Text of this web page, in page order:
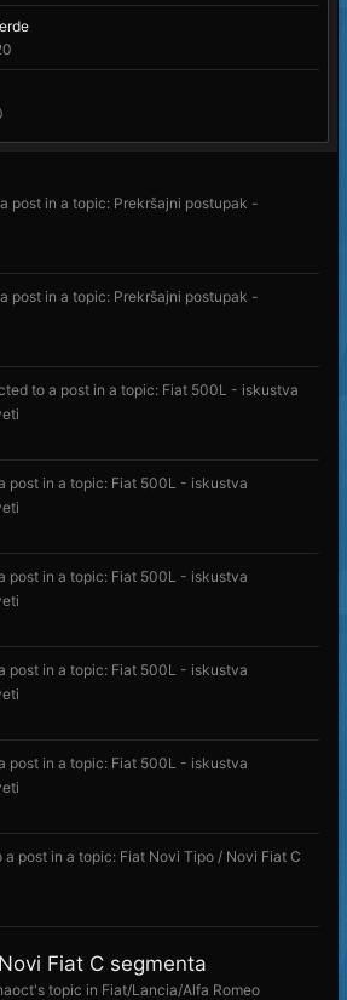
post in a topic: Prekršajni postupak -
post in a topic: Prekršajni postupak -
to a post in a topic: Fiat 500L - iskustva
post in a topic: Fiat 500L - iskustva
post in a topic: Fiat 500L - iskustva
post in a topic: Fiat 500L - iskustva
post in a topic: Fiat 500L - iskustva
a post in a topic: Fiat Novi Tipo / Novi Fiat C
Fiat C segmenta
's topic in Fiat/Lancia/Alfa Romeo